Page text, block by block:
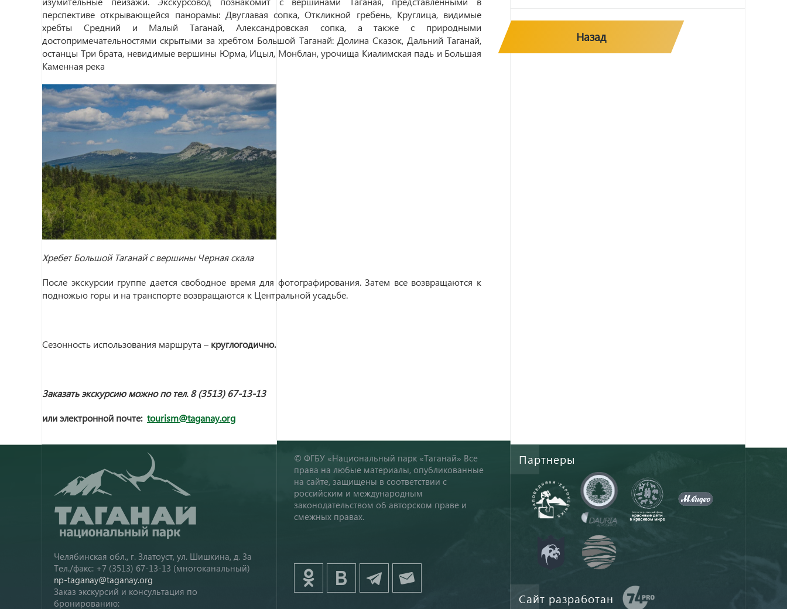
перспективе открывающейся панорамы: Двуглавая сопка, Откликной гребень, Круглица, видимые
хребты Средний и Малый Таганай, Александровская сопка, а также с природными
достопримечательностями скрытыми за хребтом Большой Таганай: Долина Сказок, Дальний Таганай,
останцы Три брата, невидимые вершины Юрма, Ицыл, Монблан, урочища Киалимская падь и Большая
Каменная река
Хребет Большой Таганай с вершины Черная скала
После экскурсии группе дается свободное время для фотографирования. Затем все возвращаются к
подножью горы и на транспорте возвращаются к Центральной усадьбе.
Сезонность использования маршрута – круглогодично.
Заказать экскурсию можно по тел. 8 (3513) 67-13-13
или электронной почте: tourism@taganay.org
Назад
Челябинская обл., г. Златоуст, ул. Шишкина, д. 3а
Тел./факс: +7 (3513) 67-13-13 (многоканальный)
np-taganay@taganay.org
Заказ экскурсий и консультация по
бронированию:
© ФГБУ «Национальный парк «Таганай» Все
права на любые материалы, опубликованные
на сайте, защищены в соответствии с
российским и международным
законодательством об авторском праве и
смежных правах.
Партнеры
Сайт разработан